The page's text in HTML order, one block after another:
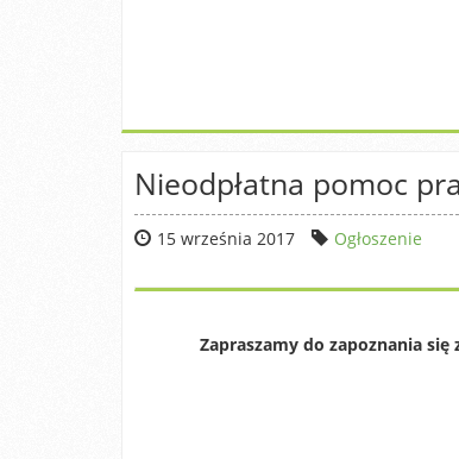
Nieodpłatna pomoc
15 września 2017 Ogłoszenie
Zapraszamy do zapoznania się